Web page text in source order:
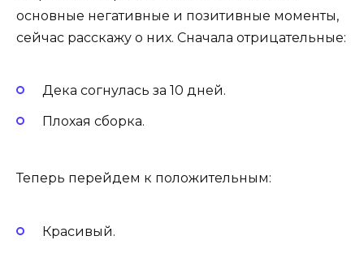
основные негативные и позитивные моменты,
сейчас расскажу о них. Сначала отрицательные:
Дека согнулась за 10 дней.
Плохая сборка.
Теперь перейдем к положительным:
Красивый.